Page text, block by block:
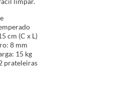
cm (C x L)
8 mm
15 kg
prateleiras